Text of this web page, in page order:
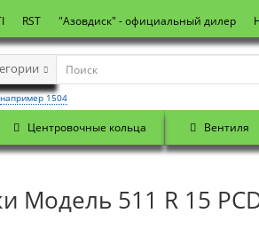
RST "Азовдиск" - официальный дилер
например 1504
Центровочные кольца Вентиля
Модель 511 R 15